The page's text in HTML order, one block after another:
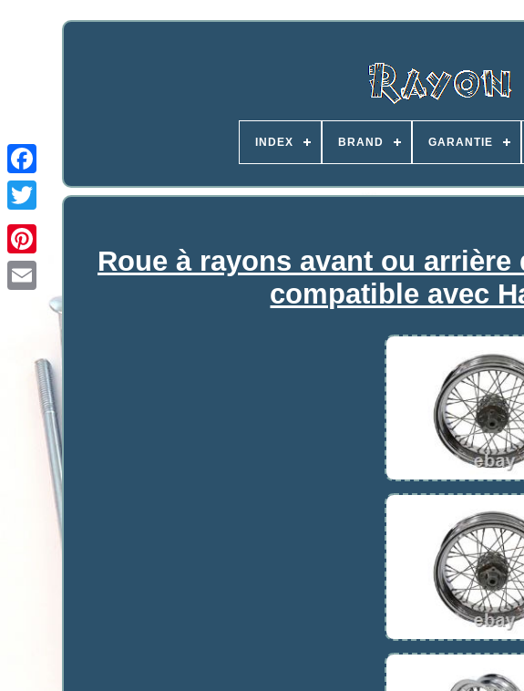
INDEX BRAND GARANTIE
Roue à rayons avant ou
compatible avec